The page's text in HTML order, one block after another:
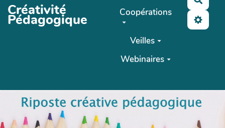
Créativité
Pédagogique
Coopérations
Veilles
Webinaires